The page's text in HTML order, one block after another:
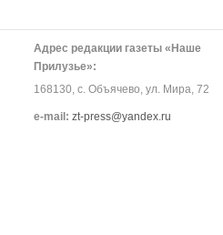
Адрес редакции газеты «Наше
Прилузье»:
168130, с. Объячево, ул. Мира, 72
е-mail: zt-press@yandex.ru